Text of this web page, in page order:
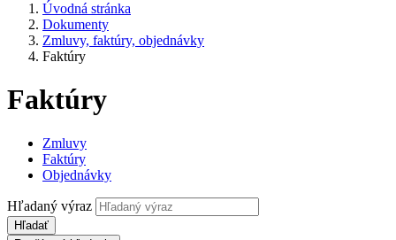
Úvodná stránka
Dokumenty
Zmluvy, faktúry, objednávky
Faktúry
Faktúry
Zmluvy
Faktúry
Objednávky
Hľadaný výraz
Hľadať